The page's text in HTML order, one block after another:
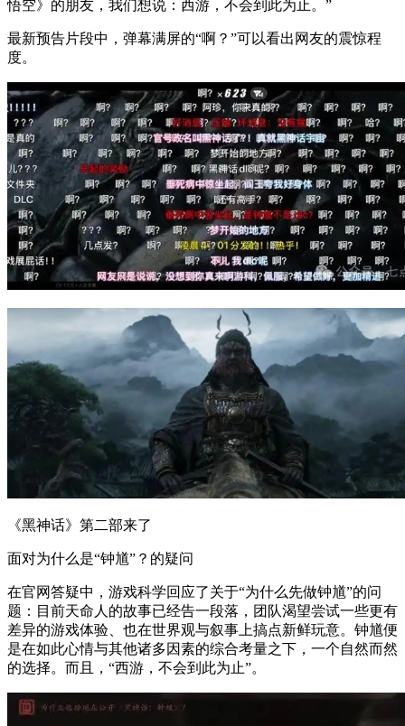
悟空》的朋友，我们想说：西游，不会到此为止。”
最新预告片段中，弹幕满屏的“啊？”可以看出网友的震惊程
度。
《黑神话》第二部来了
面对为什么是“钟馗”？的疑问
在官网答疑中，游戏科学回应了关于“为什么先做钟馗”的问
题：目前天命人的故事已经告一段落，团队渴望尝试一些更有
差异的游戏体验、也在世界观与叙事上搞点新鲜玩意。钟馗便
是在如此心情与其他诸多因素的综合考量之下，一个自然而然
的选择。而且，“西游，不会到此为止”。